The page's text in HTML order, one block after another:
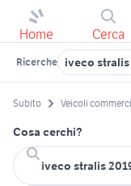
Home Cerca
Ricerche iveco
Subito Veicoli
Cosa cerchi?